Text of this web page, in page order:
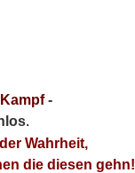
-
.
Wahrheit,
die diesen gehn!